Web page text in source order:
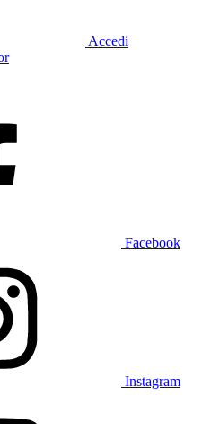
Accedi
Facebook
Instagram